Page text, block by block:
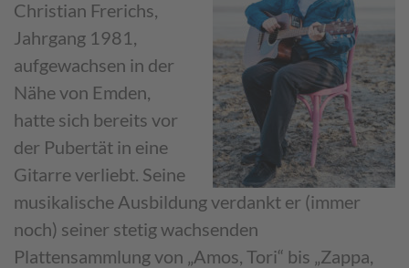
Christian Frerichs,
Jahrgang 1981,
aufgewachsen in der
Nähe von Emden,
hatte sich bereits vor
der Pubertät in eine
Gitarre verliebt. Seine
musikalische Ausbildung verdankt er (immer
noch) seiner stetig wachsenden
Plattensammlung von „Amos, Tori“ bis „Zappa,